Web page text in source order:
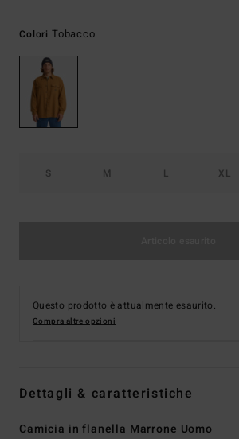
Colori Tobacco
S M L XL
Questo prodotto è attualmente esaurito.
Compra altre opzioni
Dettagli & caratteristiche
Camicia in flanella Marrone Uomo